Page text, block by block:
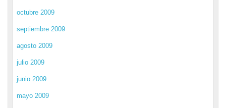
octubre 2009
septiembre 2009
agosto 2009
julio 2009
junio 2009
mayo 2009